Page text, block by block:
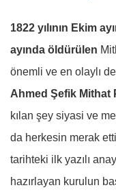
1822 yılının Ekim
ayında öldürülen
önemli ve en olaylı
Ahmed Şefik Mithat
kılan şey siyasi ve
da herkesin merak
tarihteki ilk yazılı
hazırlayan kurulun